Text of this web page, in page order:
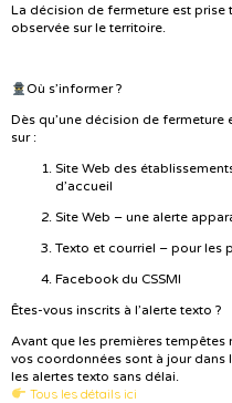
La décision de fermeture est prise
observée sur le territoire.
Où s’informer ?
Dès qu’une décision de fermeture
sur :
Site Web des
d’accueil
Site Web – une alerte
Texto et courriel – pour les
Facebook du CSSMI
Êtes-vous inscrits à l’alerte texto ?
Avant que les premières
vos coordonnées sont à jour dans
les alertes texto sans délai.
Tous les détails ici